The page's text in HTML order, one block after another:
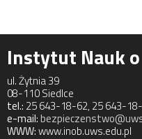
Instytut Nauk
ul. Żytnia 39
08-110 Siedlce
tel.: 25 643-18-62, 25 643-
e-mail:
WWW:www.inob.uws.edu.pl